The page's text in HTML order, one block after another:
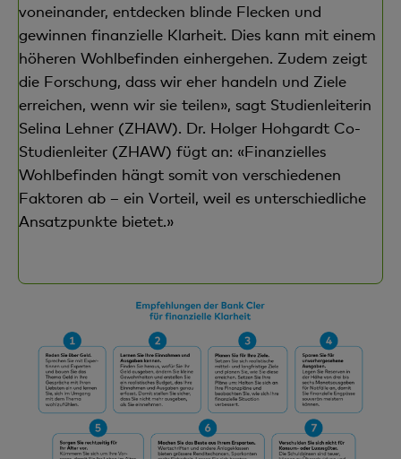
voneinander, entdecken blinde Flecken und
gewinnen finanzielle Klarheit. Dies kann mit einem
höheren Wohlbefinden einhergehen. Zudem zeigt
die Forschung, dass wir eher handeln und Ziele
erreichen, wenn wir sie teilen», sagt Studienleiterin
Selina Lehner (ZHAW). Dr. Holger Hohgardt Co-
Studienleiter (ZHAW) fügt an: «Finanzielles
Wohlbefinden hängt somit von verschiedenen
Faktoren ab – ein Vorteil, weil es unterschiedliche
Ansatzpunkte bietet.»